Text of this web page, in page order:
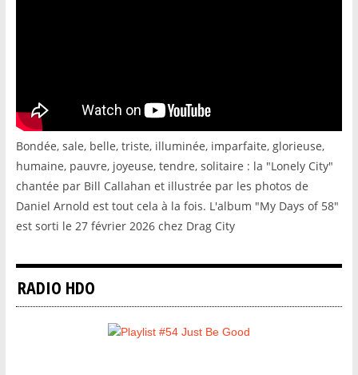
Bondée, sale, belle, triste, illuminée, imparfaite, glorieuse,
humaine, pauvre, joyeuse, tendre, solitaire : la "Lonely City"
chantée par Bill Callahan et illustrée par les photos de
Daniel Arnold est tout cela à la fois. L'album "My Days of 58"
est sorti le 27 février 2026 chez Drag City
RADIO HDO